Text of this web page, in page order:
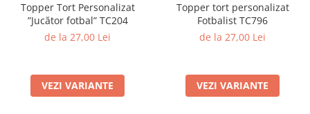
Topper Tort Personalizat
”Jucător fotbal” TC204
de la 27,00 Lei
VEZI VARIANTE
Topper tort personalizat
Fotbalist TC796
de la 27,00 Lei
VEZI VARIANTE